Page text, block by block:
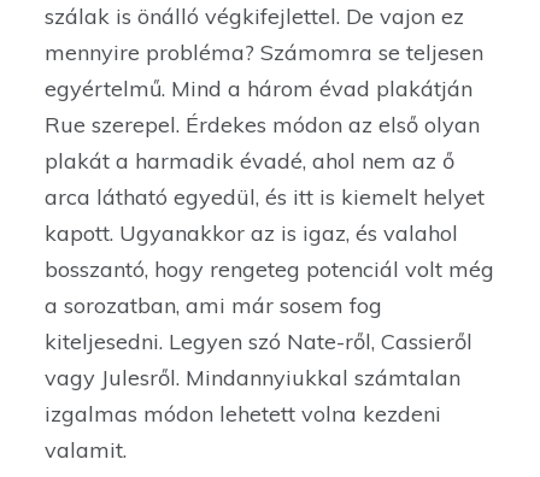
szálak is önálló végkifejlettel. De vajon ez
mennyire probléma? Számomra se teljesen
egyértelmű. Mind a három évad plakátján
Rue szerepel. Érdekes módon az első olyan
plakát a harmadik évadé, ahol nem az ő
arca látható egyedül, és itt is kiemelt helyet
kapott. Ugyanakkor az is igaz, és valahol
bosszantó, hogy rengeteg potenciál volt még
a sorozatban, ami már sosem fog
kiteljesedni. Legyen szó Nate-ről, Cassieről
vagy Julesről. Mindannyiukkal számtalan
izgalmas módon lehetett volna kezdeni
valamit.